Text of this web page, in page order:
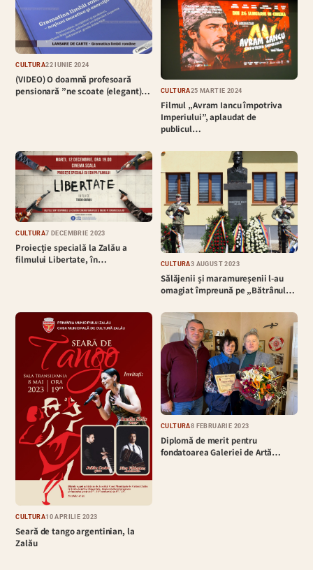
CULTURĂ22 IUNIE 2024
(VIDEO) O doamnă profesoară
pensionară ”ne scoate (elegant)…
CULTURĂ25 MARTIE 2024
Filmul „Avram Iancu împotriva
Imperiului”, aplaudat de
publicul…
CULTURĂ7 DECEMBRIE 2023
Proiecție specială la Zalău a
filmului Libertate, în…
CULTURĂ3 AUGUST 2023
Sălăjenii și maramureșenii l-au
omagiat împreună pe „Bătrânul…
CULTURĂ10 APRILIE 2023
Seară de tango argentinian, la
Zalău
CULTURĂ8 FEBRUARIE 2023
Diplomă de merit pentru
fondatoarea Galeriei de Artă…